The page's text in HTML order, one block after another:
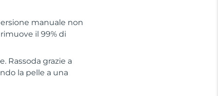
manuale non
il 99% di
Rassoda grazie a
la pelle a una